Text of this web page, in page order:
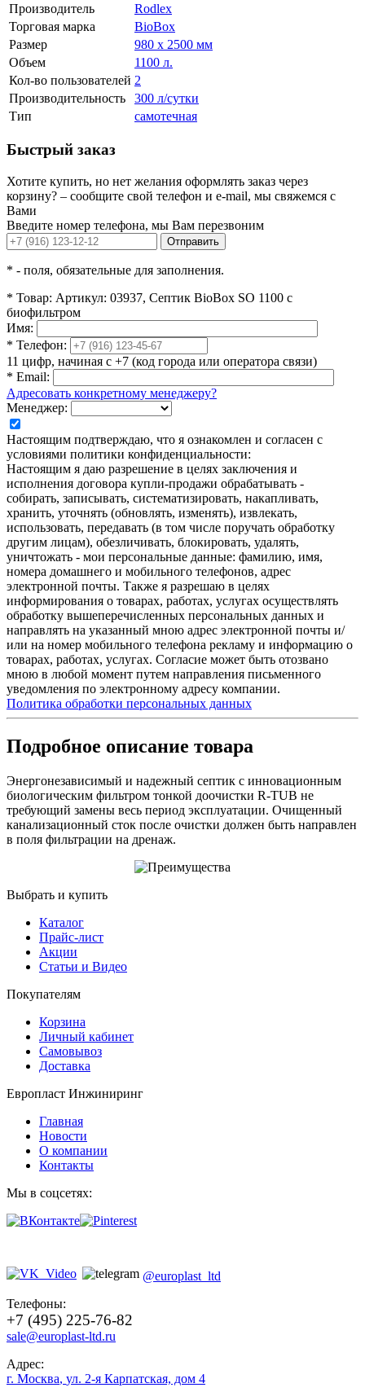
Производитель
Rodlex
Торговая марка
BioBox
Размер
980 х 2500 мм
Объем
1100 л.
Кол-во пользователей 2
Производительность
300 л/сутки
Тип
самотечная
Быстрый заказ
Хотите купить, но нет желания оформлять заказ через
корзину? – сообщите свой телефон и e-mail, мы свяжемся с
Вами
Введите номер телефона, мы Вам перезвоним
Отправить
* - поля, обязательные для заполнения.
* Товар: Артикул: 03937, Септик BioBox SO 1100 с
биофильтром
Имя:
* Телефон:
11 цифр, начиная с +7 (код города или оператора связи)
* Email:
Адресовать конкретному менеджеру?
Менеджер:
Настоящим подтверждаю, что я ознакомлен и согласен с
условиями политики конфиденциальности:
Настоящим я даю разрешение в целях заключения и
исполнения договора купли-продажи обрабатывать -
собирать, записывать, систематизировать, накапливать,
хранить, уточнять (обновлять, изменять), извлекать,
использовать, передавать (в том числе поручать обработку
другим лицам), обезличивать, блокировать, удалять,
уничтожать - мои персональные данные: фамилию, имя,
номера домашнего и мобильного телефонов, адрес
электронной почты. Также я разрешаю в целях
информирования о товарах, работах, услугах осуществлять
обработку вышеперечисленных персональных данных и
направлять на указанный мною адрес электронной почты и/
или на номер мобильного телефона рекламу и информацию о
товарах, работах, услугах. Согласие может быть отозвано
мною в любой момент путем направления письменного
уведомления по электронному адресу компании.
Политика обработки персональных данных
Подробное описание товара
Энергонезависимый и надежный септик с инновационным
биологическим фильтром тонкой доочистки R-TUB не
требующий замены весь период эксплуатации. Очищенный
канализационный сток после очистки должен быть направлен
в поля фильтрации на дренаж.
Выбрать и купить
Каталог
Прайс-лист
Акции
Статьи и Видео
Покупателям
Корзина
Личный кабинет
Самовывоз
Доставка
Европласт Инжиниринг
Главная
Новости
О компании
Контакты
Мы в соцсетях:
@europlast_ltd
Телефоны:
+7 (495) 225-76-82
sale@europlast-ltd.ru
Адрес:
г. Москва, ул. 2-я Карпатская, дом 4